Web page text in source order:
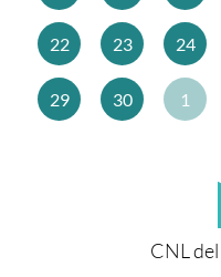
22 23 24
29 30 1
CNL del